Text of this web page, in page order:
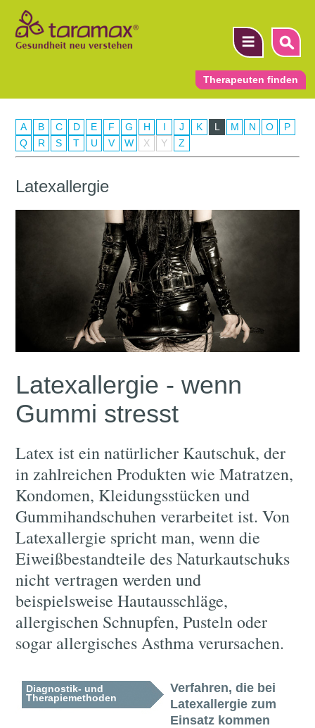
Therapeuten finden
A B C D E F G H I J K L M N O
P
Q
R S T U V W X Y Z
Latexallergie
Latexallergie - wenn
Gummi stresst
Latex ist ein natürlicher Kautschuk, der
in zahlreichen Produkten wie Matratzen,
Kondomen, Kleidungsstücken und
Gummihandschuhen verarbeitet ist. Von
Latexallergie spricht man, wenn die
Eiweißbestandteile des Naturkautschuks
nicht vertragen werden und
beispielsweise Hautausschläge,
allergischen Schnupfen, Pusteln oder
sogar allergisches Asthma verursachen.
Diagnostik- und
Therapiemethoden
Verfahren, die bei
Latexallergie zum
Einsatz kommen